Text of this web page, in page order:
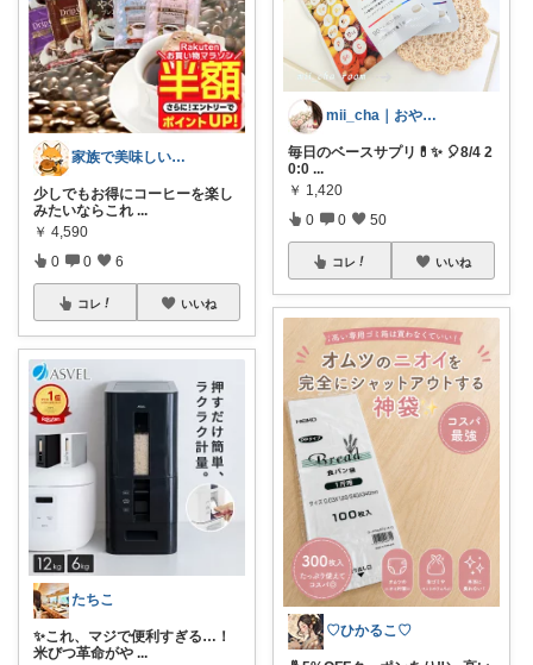
家族で美味しい｜お取り寄せグルメ大好き
少しでもお得にコーヒーを楽し
みたいならこれ ...
￥ 4,590
0 0 6
コレ いいね
たちこ
✨これ、マジで便利すぎる…！
米びつ革命がや ...
mii_cha｜おやつと暮らし🌷
毎日のベースサプリ💊✨ 🎈8/4 2
0:0 ...
￥ 1,420
0 0 50
コレ いいね
♡ひかるこ♡